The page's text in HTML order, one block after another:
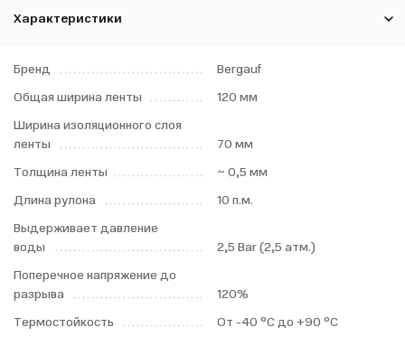
Характеристики
Бренд
Bergauf
Общая ширина ленты
120 мм
Ширина изоляционного слоя
ленты
70 мм
Толщина ленты
~ 0,5 мм
Длина рулона
10 п.м.
Выдерживает давление
воды
2,5 Bar (2,5 атм.)
Поперечное напряжение до
разрыва
120%
Термостойкость
От -40 °C до +90 °C